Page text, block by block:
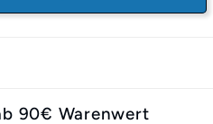
90€ Warenwert